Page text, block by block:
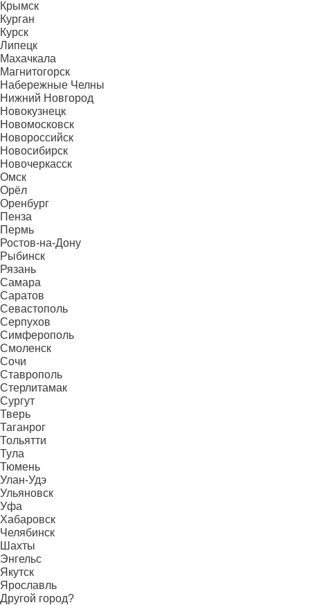
Крымск
Курган
Курск
Липецк
Махачкала
Магнитогорск
Набережные Челны
Нижний Новгород
Новокузнецк
Новомосковск
Новороссийск
Новосибирск
Новочеркасск
Омск
Орёл
Оренбург
Пенза
Пермь
Ростов-на-Дону
Рыбинск
Рязань
Самара
Саратов
Севастополь
Серпухов
Симферополь
Смоленск
Сочи
Ставрополь
Стерлитамак
Сургут
Тверь
Таганрог
Тольятти
Тула
Тюмень
Улан-Удэ
Ульяновск
Уфа
Хабаровск
Челябинск
Шахты
Энгельс
Якутск
Ярославль
Другой город?